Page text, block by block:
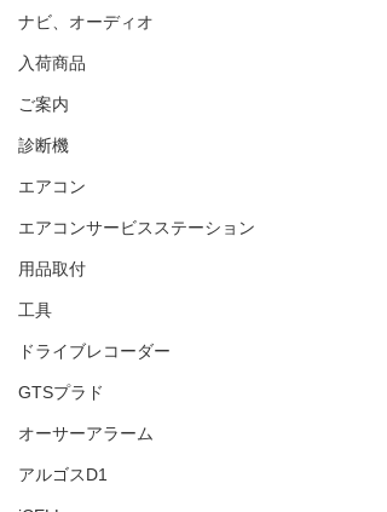
ナビ、オーディオ
入荷商品
ご案内
診断機
エアコン
エアコンサービスステーション
用品取付
工具
ドライブレコーダー
GTSプラド
オーサーアラーム
アルゴスD1